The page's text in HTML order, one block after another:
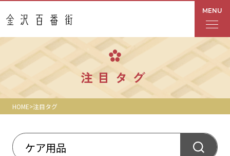
MENU
フロアガイド
あんと
Rinto
あんと西
注目タグ
HOME 注目タグ